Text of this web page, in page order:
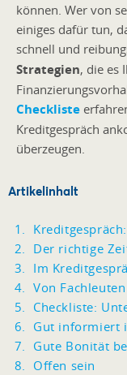
können. Wer von
einiges dafür tun,
schnell und
Strategien, die es
Checkliste
Kreditgespräch
überzeugen.
Artikelinhalt
Der richtige
Im
Von
Checkliste:
Gut informiert
Gute Bonität
Offen sein